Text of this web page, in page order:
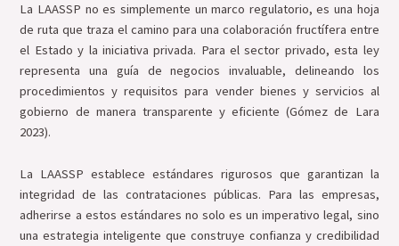
La LAASSP no es simplemente un marco regulatorio, es una hoja
de ruta que traza el camino para una colaboración fructífera entre
el Estado y la iniciativa privada. Para el sector privado, esta ley
representa una guía de negocios invaluable, delineando los
procedimientos y requisitos para vender bienes y servicios al
gobierno de manera transparente y eficiente (Gómez de Lara
2023).
La LAASSP establece estándares rigurosos que garantizan la
integridad de las contrataciones públicas. Para las empresas,
adherirse a estos estándares no solo es un imperativo legal, sino
una estrategia inteligente que construye confianza y credibilidad